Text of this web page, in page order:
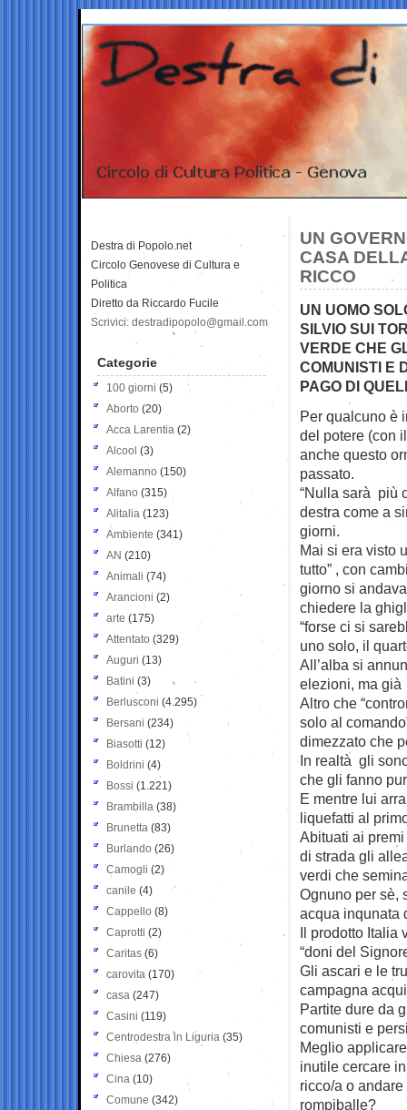
UN
CASA
RICCO
UN UOMO
SILVIO SUI
VERDE CHE
COMUNISTI E
PAGO DI
Per qualcuno è
del potere (con
anche questo
passato.
“Nulla sarà più
destra come a
giorni.
Mai si era visto
tutto” , con
giorno si
chiedere la
“forse ci si
uno solo, il
All’alba si
elezioni, ma già
Altro che
solo al
dimezzato che
In realtà gli
che gli fanno
E mentre lui
liquefatti al
Abituati ai
di strada gli
verdi che
Ognuno per sè,
acqua inqunata
Il prodotto Italia
“doni del
Gli ascari e le
campagna
Partite dure da
comunisti e
Meglio
inutile cercare
ricco/a o
rompiballe?
Destra di Popolo.net
Circolo Genovese di Cultura e
Politica
Diretto da Riccardo Fucile
Scrivici: destradipopolo@gmail.com
Categorie
100 giorni (5)
Aborto (20)
Acca Larentia (2)
Alcool (3)
Alemanno (150)
Alfano (315)
Alitalia (123)
Ambiente (341)
AN (210)
Animali (74)
Arancioni (2)
arte (175)
Attentato (329)
Auguri (13)
Batini (3)
Berlusconi (4.295)
Bersani (234)
Biasotti (12)
Boldrini (4)
Bossi (1.221)
Brambilla (38)
Brunetta (83)
Burlando (26)
Camogli (2)
canile (4)
Cappello (8)
Caprotti (2)
Caritas (6)
carovita (170)
casa (247)
Casini (119)
Centrodestra in Liguria (35)
Chiesa (276)
Cina (10)
Comune (342)